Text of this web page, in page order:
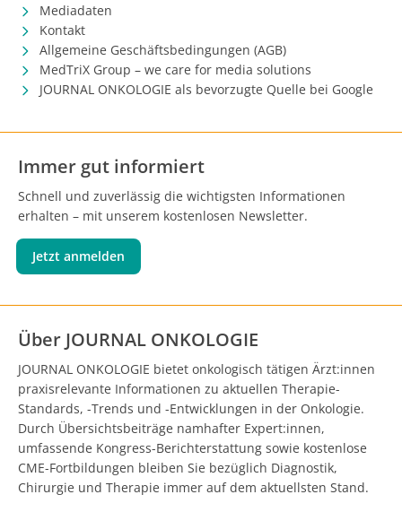
Mediadaten
Kontakt
Allgemeine Geschäftsbedingungen (AGB)
MedTriX Group – we care for media solutions
JOURNAL ONKOLOGIE als bevorzugte Quelle bei Google
Immer gut informiert
Schnell und zuverlässig die wichtigsten Informationen
erhalten – mit unserem kostenlosen Newsletter.
Jetzt anmelden
Über JOURNAL ONKOLOGIE
JOURNAL ONKOLOGIE bietet onkologisch tätigen Ärzt:innen
praxisrelevante Informationen zu aktuellen Therapie-
Standards, -Trends und -Entwicklungen in der Onkologie.
Durch Übersichtsbeiträge namhafter Expert:innen,
umfassende Kongress-Berichterstattung sowie kostenlose
CME-Fortbildungen bleiben Sie bezüglich Diagnostik,
Chirurgie und Therapie immer auf dem aktuellsten Stand.